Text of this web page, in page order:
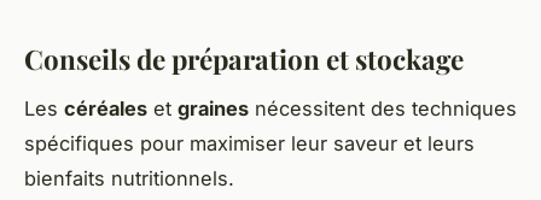
Conseils de préparation et stockage
Les céréales et graines nécessitent des techniques
spécifiques pour maximiser leur saveur et leurs
bienfaits nutritionnels.